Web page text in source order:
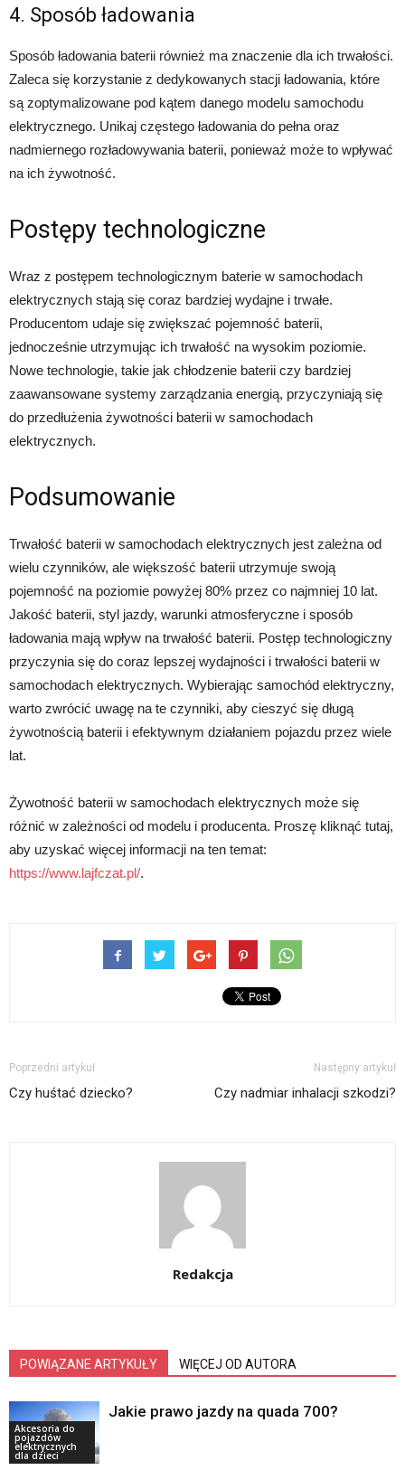
4. Sposób ładowania
Sposób ładowania baterii również ma znaczenie dla ich trwałości.
Zaleca się korzystanie z dedykowanych stacji ładowania, które
są zoptymalizowane pod kątem danego modelu samochodu
elektrycznego. Unikaj częstego ładowania do pełna oraz
nadmiernego rozładowywania baterii, ponieważ może to wpływać
na ich żywotność.
Postępy technologiczne
Wraz z postępem technologicznym baterie w samochodach
elektrycznych stają się coraz bardziej wydajne i trwałe.
Producentom udaje się zwiększać pojemność baterii,
jednocześnie utrzymując ich trwałość na wysokim poziomie.
Nowe technologie, takie jak chłodzenie baterii czy bardziej
zaawansowane systemy zarządzania energią, przyczyniają się
do przedłużenia żywotności baterii w samochodach
elektrycznych.
Podsumowanie
Trwałość baterii w samochodach elektrycznych jest zależna od
wielu czynników, ale większość baterii utrzymuje swoją
pojemność na poziomie powyżej 80% przez co najmniej 10 lat.
Jakość baterii, styl jazdy, warunki atmosferyczne i sposób
ładowania mają wpływ na trwałość baterii. Postęp technologiczny
przyczynia się do coraz lepszej wydajności i trwałości baterii w
samochodach elektrycznych. Wybierając samochód elektryczny,
warto zwrócić uwagę na te czynniki, aby cieszyć się długą
żywotnością baterii i efektywnym działaniem pojazdu przez wiele
lat.
Żywotność baterii w samochodach elektrycznych może się
różnić w zależności od modelu i producenta. Proszę kliknąć tutaj,
aby uzyskać więcej informacji na ten temat:
https://www.lajfczat.pl/.
Poprzedni artykuł
Czy huśtać dziecko?
Następny artykuł
Czy nadmiar inhalacji szkodzi?
Redakcja
POWIĄZANE ARTYKUŁY WIĘCEJ OD AUTORA
Akcesoria do
pojazdów
elektrycznych
dla dzieci
Jakie prawo jazdy na quada 700?